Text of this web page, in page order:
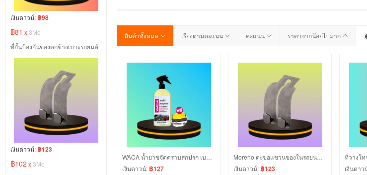
เงินดาวน์: ฿98
฿81 x3Mo
ที่กั้นป้องกันของตกข้างเบาะรถยนต์
เงินดาวน์: ฿123
฿102 x3Mo
สินค้าทั้งหมด เรียงตามคะแนน คะแนน ราคาจากน้อยไปมาก
เงินดาวน์: ฿127
เงินดาวน์: ฿123
เงินดาว